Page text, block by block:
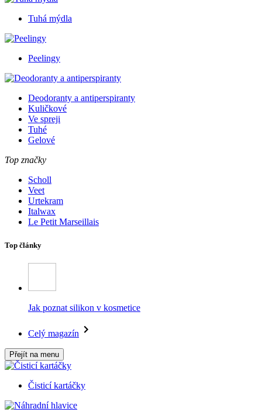
Tuhá mýdla
Peelingy
Deodoranty a antiperspiranty
Kuličkové
Ve spreji
Tuhé
Gelové
Top značky
Scholl
Veet
Urtekram
Italwax
Le Petit Marseillais
Top články
Jak poznat silikon v kosmetice
Celý magazín
Přejít na menu
Čisticí kartáčky